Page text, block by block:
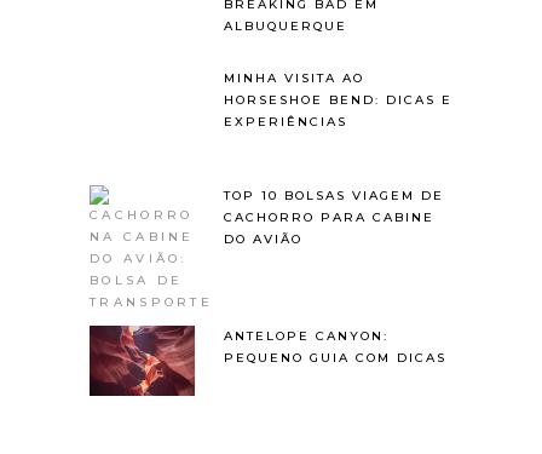
BREAKING BAD EM
ALBUQUERQUE
MINHA VISITA AO
HORSESHOE BEND: DICAS E
EXPERIÊNCIAS
TOP 10 BOLSAS VIAGEM DE
CACHORRO PARA CABINE
DO AVIÃO
ANTELOPE CANYON:
PEQUENO GUIA COM DICAS